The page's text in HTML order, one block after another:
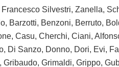
Silvestri, Zanella,
Barzotti, Benzoni, Berruto,
Casu, Cherchi, Ciani,
Di Sanzo, Donno, Dori, Evi,
Grimaldi, Grippo,